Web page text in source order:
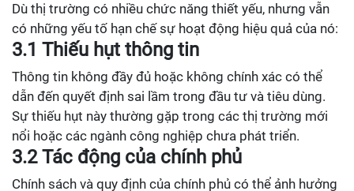
Dù thị trường có nhiều chức năng thiết yếu, nhưng vẫn
có những yếu tố hạn chế sự hoạt động hiệu quả của nó:
3.1 Thiếu hụt thông tin
Thông tin không đầy đủ hoặc không chính xác có thể
dẫn đến quyết định sai lầm trong đầu tư và tiêu dùng.
Sự thiếu hụt này thường gặp trong các thị trường mới
nổi hoặc các ngành công nghiệp chưa phát triển.
3.2 Tác động của chính phủ
Chính sách và quy định của chính phủ có thể ảnh hưởng